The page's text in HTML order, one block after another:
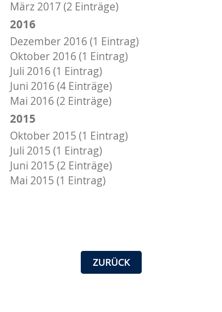
März 2017 (2 Einträge)
2016
Dezember 2016 (1 Eintrag)
Oktober 2016 (1 Eintrag)
Juli 2016 (1 Eintrag)
Juni 2016 (4 Einträge)
Mai 2016 (2 Einträge)
2015
Oktober 2015 (1 Eintrag)
Juli 2015 (1 Eintrag)
Juni 2015 (2 Einträge)
Mai 2015 (1 Eintrag)
ZURÜCK